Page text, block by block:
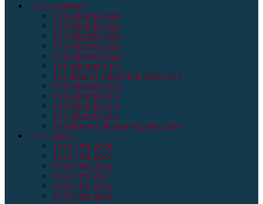
TOPS ALBUMS
Top Albums 2024
Top Albums 2023
Top Albums 2022
Top Albums 2021
Top Albums 2020
Top Albums 2019
Top albums Décennie 2010-2019
Top Albums 2018
Top Albums 2017
Top Albums 2016
Top Albums 2015
Top albums décennie 2000-2009
TOP FILMS
Top Films 2024
Top Films 2023
Top Films 2022
Top Films 2021
Top Films 2020
Top Films 2019